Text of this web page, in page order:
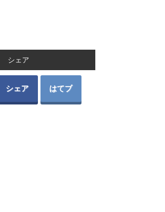
シェア
シェア はてブ